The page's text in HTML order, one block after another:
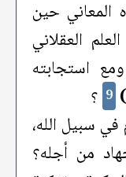
حين
العقلاني
استجابته
9 ؟
سبيل الله،
من أجله؟